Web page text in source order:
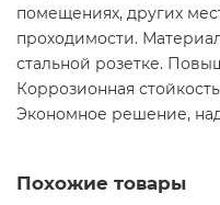
помещениях, других
проходимости.
стальной розетке.
Коррозионная
Экономное решение,
Похожие товары